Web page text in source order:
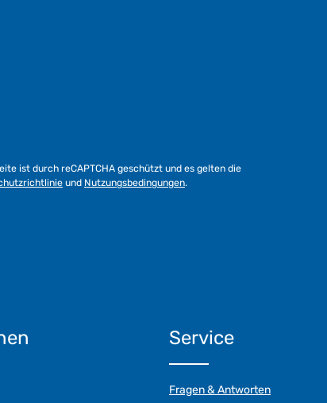
ist durch reCAPTCHA geschützt und es gelten die
und Nutzungsbedingungen.
Service
Fragen & Antworten